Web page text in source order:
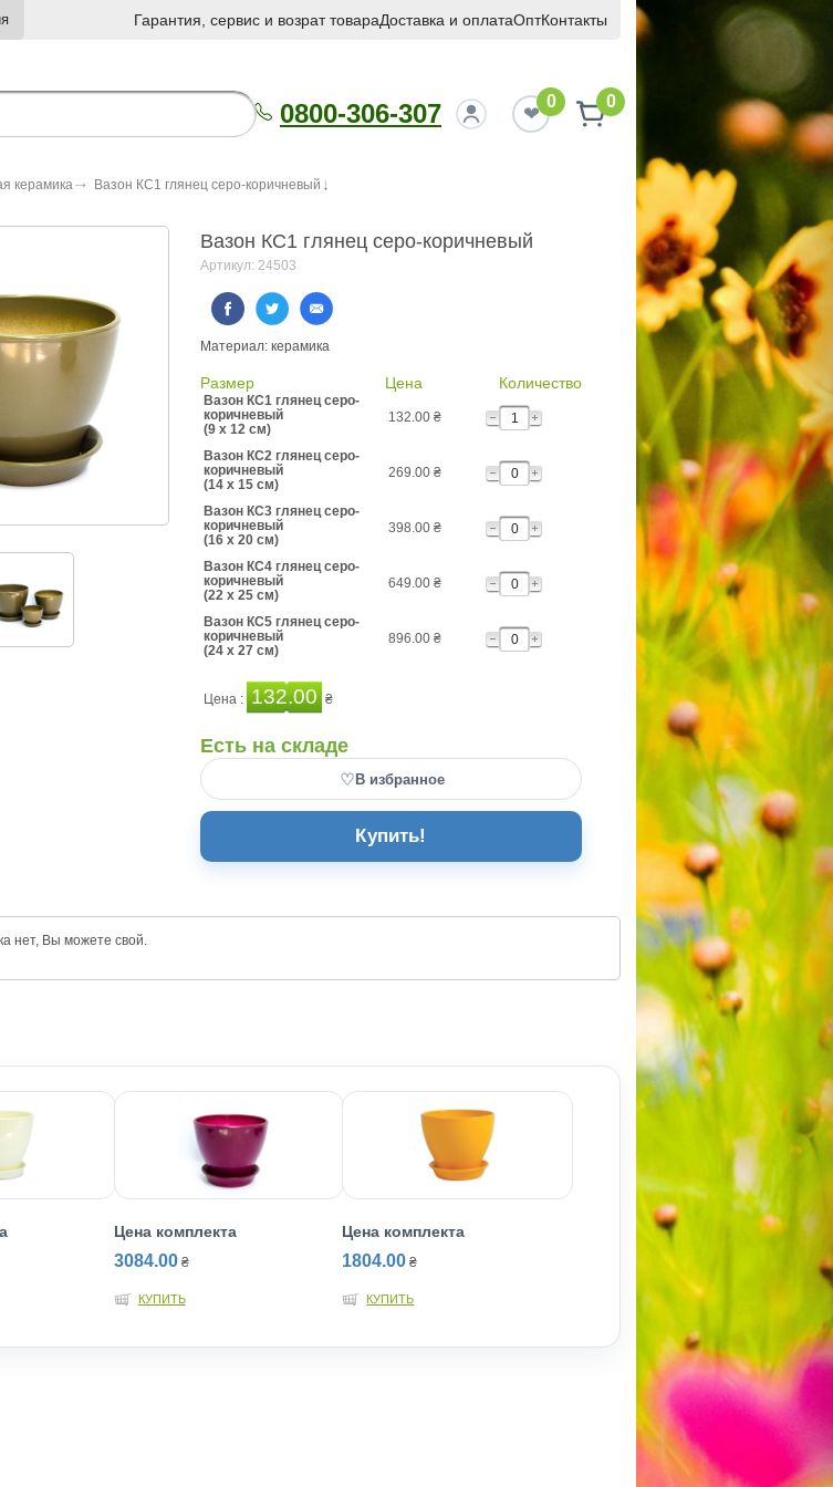
Гарантия, сервис и возрат товараДоставка и оплатаОптКонтакты
0800-306-307 0 0
керамика Вазон КС1 глянец серо-коричневый
Вазон КС1 глянец серо-коричневый
Артикул: 24503
Материал: керамика
Размер Цена Количество
Вазон КС1 глянец серо-
коричневый
(9 x 12 см)
132.00 ₴
Вазон КС2 глянец серо-
коричневый
(14 x 15 см)
269.00 ₴
Вазон КС3 глянец серо-
коричневый
(16 x 20 см)
398.00 ₴
Вазон КС4 глянец серо-
коричневый
(22 x 25 см)
649.00 ₴
Вазон КС5 глянец серо-
коричневый
(24 x 27 см)
896.00 ₴
Цена : 132.00 ₴
Есть на складе
♡В избранное
Купить!
нет, Вы можете свой.
Цена комплекта
3084.00 ₴
КУПИТЬ
Цена комплекта
1804.00 ₴
КУПИТЬ